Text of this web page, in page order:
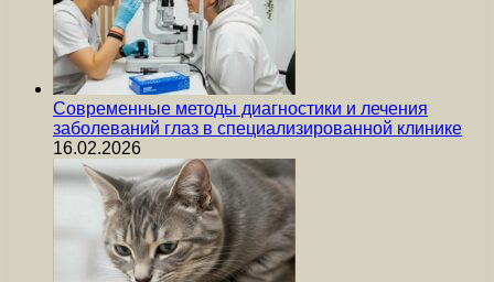
Современные методы диагностики и лечения
заболеваний глаз в специализированной клинике
16.02.2026